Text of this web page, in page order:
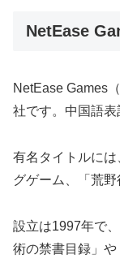
NetEase
NetEase Games
社です。中国語表
有名タイトルに
グゲーム、「荒野
設立は1997年で
術の禁書目録」